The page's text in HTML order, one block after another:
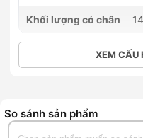
Khối lượng có chân
XEM CẤU
So sánh sản phẩm